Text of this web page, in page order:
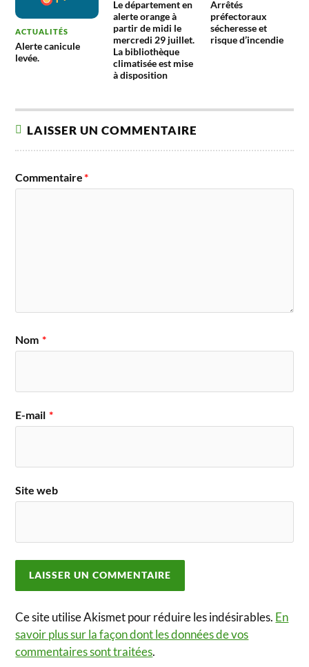
ACTUALITÉS
Alerte canicule
levée.
Le département en
alerte orange à
partir de midi le
mercredi 29 juillet.
La bibliothèque
climatisée est mise
à disposition
Arrêtés
préfectoraux
sécheresse et
risque d’incendie
LAISSER UN COMMENTAIRE
Commentaire*
Nom *
E-mail *
Site web
Ce site utilise Akismet pour réduire les indésirables. En
savoir plus sur la façon dont les données de vos
commentaires sont traitées.